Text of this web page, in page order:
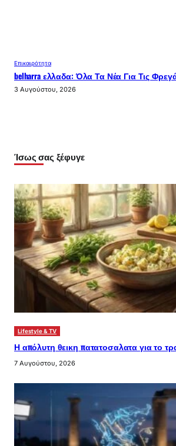
Επικαιρότητα
belharra ελλαδα: Όλα Τα Νέα Για Τις
3 Αυγούστου, 2026
Ίσως σας ξέφυγε
Lifestyle & TV
Η απόλυτη θεικη πατατοσαλατα για το
7 Αυγούστου, 2026